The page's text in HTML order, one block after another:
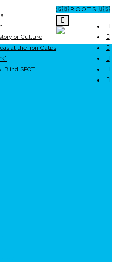
🇬🇧 R O O T S 🇺🇸
or Culture
at the Iron Gates
Blind SPOT